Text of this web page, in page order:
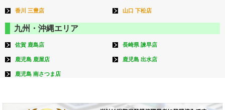
香川 三豊店 山口 下松店
九州・沖縄エリア
佐賀 鹿島店 長崎県 諫早店
鹿児島 鹿屋店 鹿児島 出水店
鹿児島 南さつま店